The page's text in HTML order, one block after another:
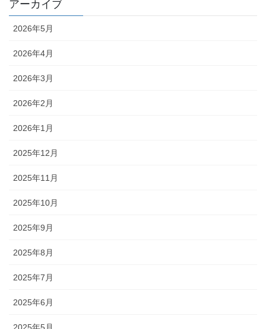
アーカイブ
2026年5月
2026年4月
2026年3月
2026年2月
2026年1月
2025年12月
2025年11月
2025年10月
2025年9月
2025年8月
2025年7月
2025年6月